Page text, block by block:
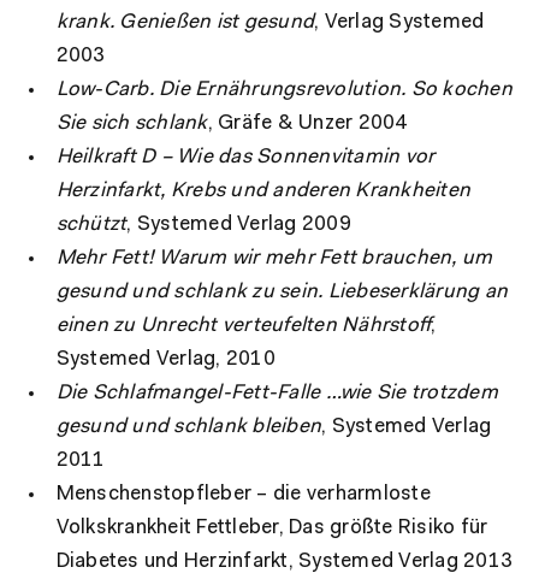
krank. Genießen ist gesund, Verlag Systemed
2003
Low-Carb. Die Ernährungsrevolution. So kochen
Sie sich schlank, Gräfe & Unzer 2004
Heilkraft D – Wie das Sonnenvitamin vor
Herzinfarkt, Krebs und anderen Krankheiten
schützt, Systemed Verlag 2009
Mehr Fett! Warum wir mehr Fett brauchen, um
gesund und schlank zu sein. Liebeserklärung an
einen zu Unrecht verteufelten Nährstoff,
Systemed Verlag, 2010
Die Schlafmangel-Fett-Falle …wie Sie trotzdem
gesund und schlank bleiben, Systemed Verlag
2011
Menschenstopfleber – die verharmloste
Volkskrankheit Fettleber, Das größte Risiko für
Diabetes und Herzinfarkt, Systemed Verlag 2013